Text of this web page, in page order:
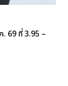
. 69 ที่ 3.95 –